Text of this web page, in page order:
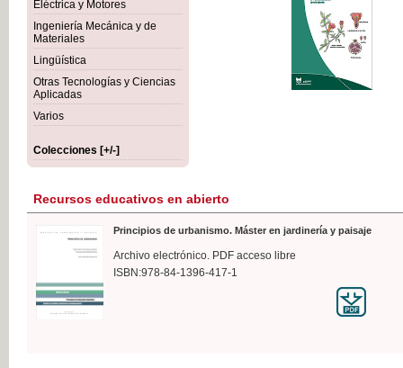
Eléctrica y Motores
Ingeniería Mecánica y de
Materiales
Lingüística
Otras Tecnologías y Ciencias
Aplicadas
Varios
Colecciones [+/-]
Recursos educativos en abierto
Principios de urbanismo. Máster en jardinería y paisaje
Archivo electrónico. PDF acceso libre
ISBN:978-84-1396-417-1